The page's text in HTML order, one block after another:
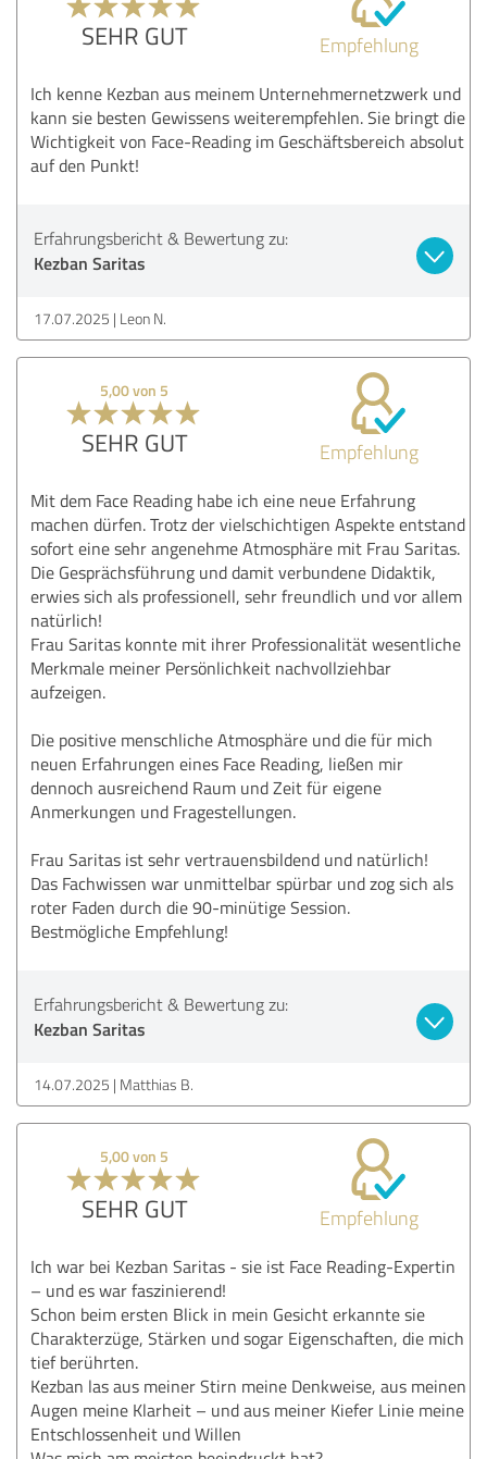
SEHR GUT Empfehlung
Ich kenne Kezban aus meinem Unternehmernetzwerk und
kann sie besten Gewissens weiterempfehlen. Sie bringt die
Wichtigkeit von Face-Reading im Geschäftsbereich absolut
auf den Punkt!
Erfahrungsbericht & Bewertung zu:
Kezban Saritas
17.07.2025 Leon N.
5,00 von 5
SEHR GUT Empfehlung
Mit dem Face Reading habe ich eine neue Erfahrung
machen dürfen. Trotz der vielschichtigen Aspekte entstand
sofort eine sehr angenehme Atmosphäre mit Frau Saritas.
Die Gesprächsführung und damit verbundene Didaktik,
erwies sich als professionell, sehr freundlich und vor allem
natürlich!
Frau Saritas konnte mit ihrer Professionalität wesentliche
Merkmale meiner Persönlichkeit nachvollziehbar
aufzeigen.
Die positive menschliche Atmosphäre und die für mich
neuen Erfahrungen eines Face Reading, ließen mir
dennoch ausreichend Raum und Zeit für eigene
Anmerkungen und Fragestellungen.
Frau Saritas ist sehr vertrauensbildend und natürlich!
Das Fachwissen war unmittelbar spürbar und zog sich als
roter Faden durch die 90-minütige Session.
Bestmögliche Empfehlung!
Erfahrungsbericht & Bewertung zu:
Kezban Saritas
14.07.2025 Matthias B.
5,00 von 5
SEHR GUT Empfehlung
Ich war bei Kezban Saritas - sie ist Face Reading-Expertin
– und es war faszinierend!
Schon beim ersten Blick in mein Gesicht erkannte sie
Charakterzüge, Stärken und sogar Eigenschaften, die mich
tief berührten.
Kezban las aus meiner Stirn meine Denkweise, aus meinen
Augen meine Klarheit – und aus meiner Kiefer Linie meine
Entschlossenheit und Willen